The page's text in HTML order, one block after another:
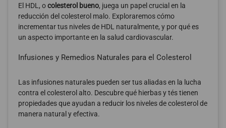
El HDL, ocolesterol bueno, juega un papel crucial en la
reducción del colesterol malo. Exploraremos cómo
incrementar tus niveles de HDL naturalmente, y por qué es
un aspecto importante en la salud cardiovascular.
Infusiones y Remedios Naturales para el Colesterol
Las infusiones naturales pueden ser tus aliadas en la lucha
contra el colesterol alto. Descubre qué hierbas y tés tienen
propiedades que ayudan a reducir los niveles de colesterol de
manera natural y efectiva.